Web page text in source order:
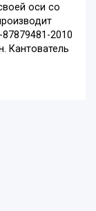
оси со
2010
Кантователь